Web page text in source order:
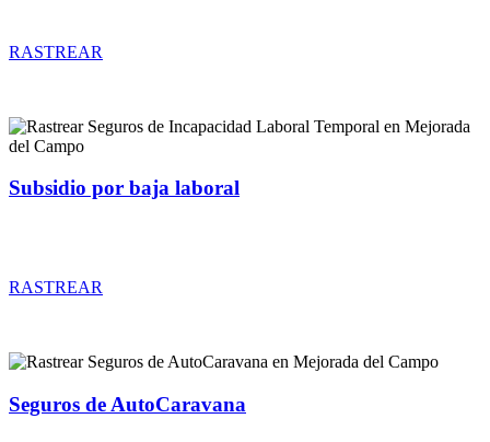
RASTREAR
Subsidio por baja laboral
RASTREAR
Seguros de AutoCaravana